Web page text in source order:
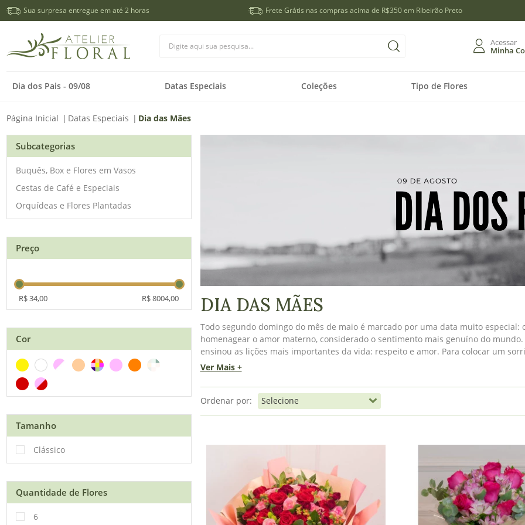
Sua surpresa entregue em até 2 horas Frete Grátis nas compras acima de R$350 em Ribeirão Preto
Acessar
Minha
ou
Dia dos Pais - 09/08 Datas Especiais Coleções Tipo de Flores
Página Inicial | Datas Especiais | Dia das Mães
Subcategorias
Buquês, Box e Flores em Vasos
Cestas de Café e Especiais
Orquídeas e Flores Plantadas
Preço
R$ 34,00 R$ 8004,00
Cor
Tamanho
Clássico
Quantidade de Flores
6
DIA DAS MÃES
Todo segundo domingo do mês de maio é marcado por uma data muito
homenagear o amor materno, considerado o sentimento mais genuíno do
ensinou as lições mais importantes da vida: respeito e amor. Para colocar um
Atelier Floral. Nosso catálogo é repleto das mais belas espécies de flores,
Ver Mais +
Ordenar por: